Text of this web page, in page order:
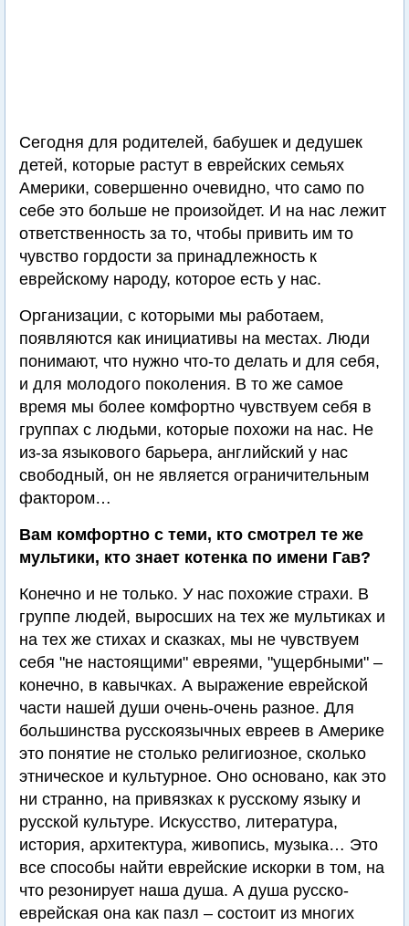
Сегодня для родителей, бабушек и дедушек
детей, которые растут в еврейских семьях
Америки, совершенно очевидно, что само по
себе это больше не произойдет. И на нас лежит
ответственность за то, чтобы привить им то
чувство гордости за принадлежность к
еврейскому народу, которое есть у нас.
Организации, с которыми мы работаем,
появляются как инициативы на местах. Люди
понимают, что нужно что-то делать и для себя,
и для молодого поколения. В то же самое
время мы более комфортно чувствуем себя в
группах с людьми, которые похожи на нас. Не
из-за языкового барьера, английский у нас
свободный, он не является ограничительным
фактором…
Вам комфортно с теми, кто смотрел те же
мультики, кто знает котенка по имени Гав?
Конечно и не только. У нас похожие страхи. В
группе людей, выросших на тех же мультиках и
на тех же стихах и сказках, мы не чувствуем
себя "не настоящими" евреями, "ущербными" –
конечно, в кавычках. А выражение еврейской
части нашей души очень-очень разное. Для
большинства русскоязычных евреев в Америке
это понятие не столько религиозное, сколько
этническое и культурное. Оно основано, как это
ни странно, на привязках к русскому языку и
русской культуре. Искусство, литература,
история, архитектура, живопись, музыка… Это
все способы найти еврейские искорки в том, на
что резонирует наша душа. А душа русско-
еврейская она как пазл – состоит из многих